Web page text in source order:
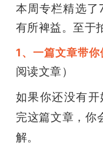
网
公
开
本周专栏精选
有所裨益。至于
1、一篇文章带
阅读文章）
如果你还没有
完这篇文章，你
解。